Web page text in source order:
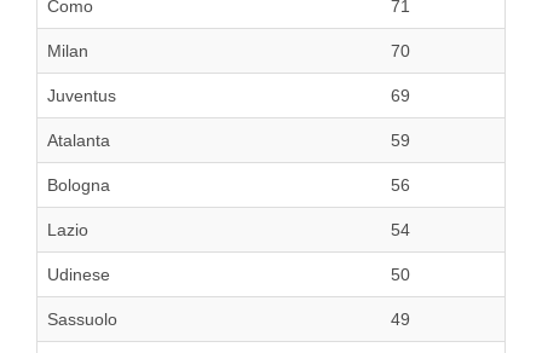
Como 71
Milan 70
Juventus 69
Atalanta 59
Bologna 56
Lazio 54
Udinese 50
Sassuolo 49